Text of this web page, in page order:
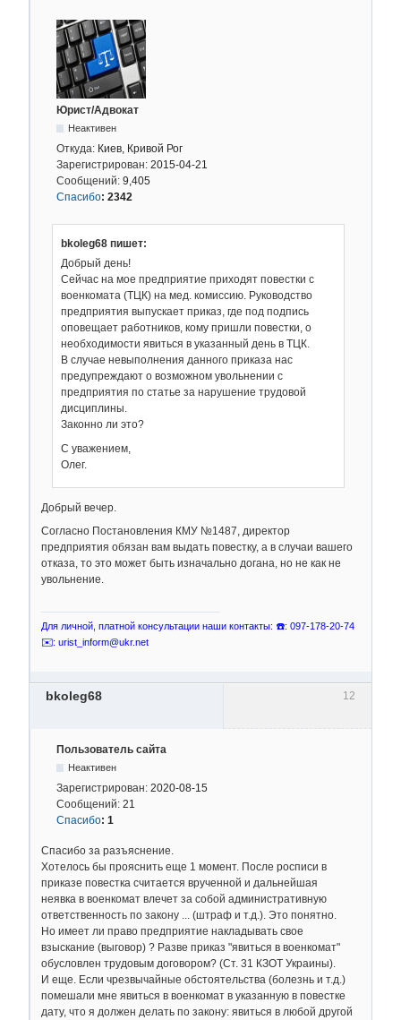
Юрист/Адвокат
Неактивен
Откуда: Киев, Кривой Рог
Зарегистрирован: 2015-04-21
Сообщений: 9,405
Спасибо: 2342
bkoleg68 пишет:
Добрый день!
Сейчас на мое предприятие приходят повестки с
военкомата (ТЦК) на мед. комиссию. Руководство
предприятия выпускает приказ, где под подпись
оповещает работников, кому пришли повестки, о
необходимости явиться в указанный день в ТЦК.
В случае невыполнения данного приказа нас
предупреждают о возможном увольнении с
предприятия по статье за нарушение трудовой
дисциплины.
Законно ли это?
С уважением,
Олег.
Добрый вечер.
Согласно Постановления КМУ №1487, директор
предприятия обязан вам выдать повестку, а в случаи вашего
отказа, то это может быть изначально догана, но не как не
увольнение.
Для личной, платной консультации наши контакты: ☎️: 097-178-20-74
✉️: urist_inform@ukr.net
12
bkoleg68
Пользователь сайта
Неактивен
Зарегистрирован: 2020-08-15
Сообщений: 21
Спасибо: 1
Спасибо за разъяснение.
Хотелось бы прояснить еще 1 момент. После росписи в
приказе повестка считается врученной и дальнейшая
неявка в военкомат влечет за собой административную
ответственность по закону ... (штраф и т.д.). Это понятно.
Но имеет ли право предприятие накладывать свое
взыскание (выговор) ? Разве приказ "явиться в военкомат"
обусловлен трудовым договором? (Ст. 31 КЗОТ Украины).
И еще. Если чрезвычайные обстоятельства (болезнь и т.д.)
помешали мне явиться в военкомат в указанную в повестке
дату, что я должен делать по закону: явиться в любой другой